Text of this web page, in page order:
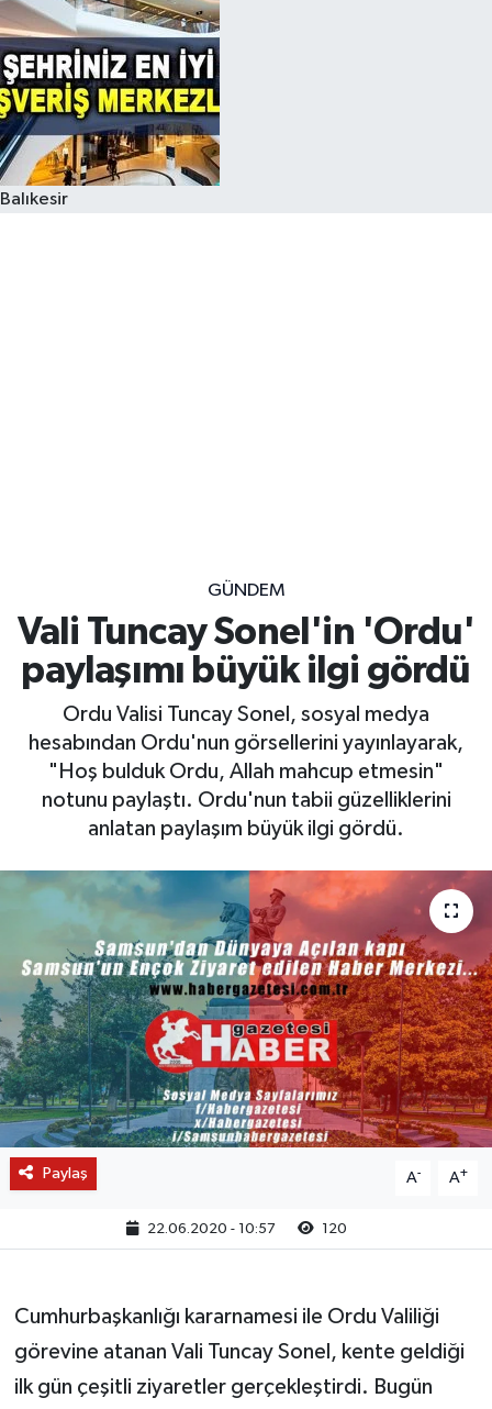
Balıkesir
GÜNDEM
Vali Tuncay Sonel'in 'Ordu'
paylaşımı büyük ilgi gördü
Ordu Valisi Tuncay Sonel, sosyal medya
hesabından Ordu'nun görsellerini yayınlayarak,
"Hoş bulduk Ordu, Allah mahcup etmesin"
notunu paylaştı. Ordu'nun tabii güzelliklerini
anlatan paylaşım büyük ilgi gördü.
Paylaş A- A+
22.06.2020 - 10:57 120
Cumhurbaşkanlığı kararnamesi ile Ordu Valiliği
görevine atanan Vali Tuncay Sonel, kente geldiği
ilk gün çeşitli ziyaretler gerçekleştirdi. Bugün